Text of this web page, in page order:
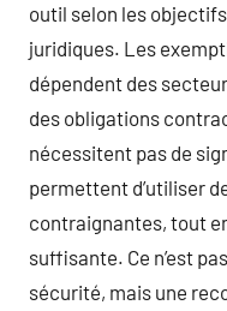
outil selon les
juridiques. Les
dépendent des
des obligations
nécessitent pas de
permettent d’utiliser
contraignantes, tout
suffisante. Ce n’est
sécurité, mais une